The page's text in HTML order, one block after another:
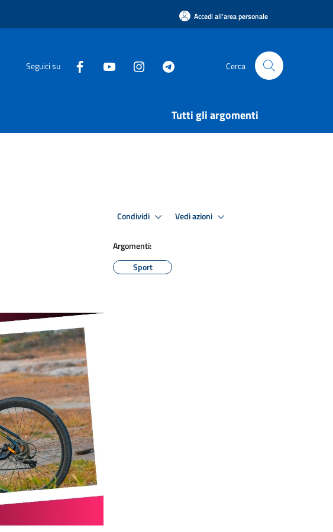
Accedi all'area personale
Seguici su Cerca
Tutti gli argomenti
Condividi Vedi azioni
Argomenti:
Sport